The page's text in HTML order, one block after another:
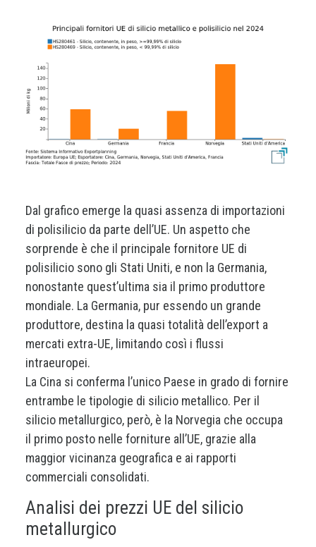
Dal grafico emerge la quasi assenza di importazioni
di polisilicio da parte dell’UE. Un aspetto che
sorprende è che il principale fornitore UE di
polisilicio sono gli Stati Uniti, e non la Germania,
nonostante quest’ultima sia il primo produttore
mondiale. La Germania, pur essendo un grande
produttore, destina la quasi totalità dell’export a
mercati extra-UE, limitando così i flussi
intraeuropei.
La Cina si conferma l’unico Paese in grado di fornire
entrambe le tipologie di silicio metallico. Per il
silicio metallurgico, però, è la Norvegia che occupa
il primo posto nelle forniture all’UE, grazie alla
maggior vicinanza geografica e ai rapporti
commerciali consolidati.
Analisi dei prezzi UE del silicio
metallurgico